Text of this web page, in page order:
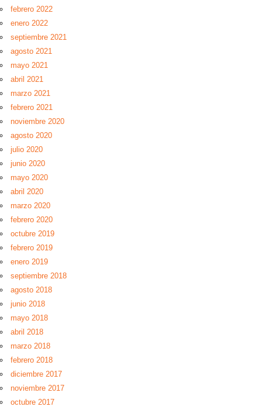
febrero 2022
enero 2022
septiembre 2021
agosto 2021
mayo 2021
abril 2021
marzo 2021
febrero 2021
noviembre 2020
agosto 2020
julio 2020
junio 2020
mayo 2020
abril 2020
marzo 2020
febrero 2020
octubre 2019
febrero 2019
enero 2019
septiembre 2018
agosto 2018
junio 2018
mayo 2018
abril 2018
marzo 2018
febrero 2018
diciembre 2017
noviembre 2017
octubre 2017